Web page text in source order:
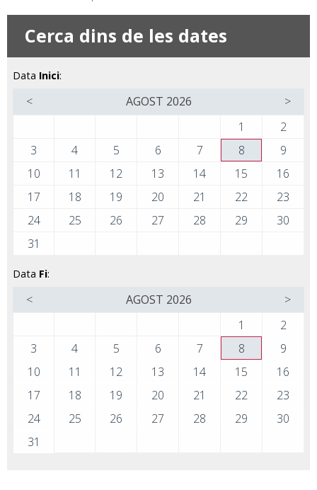
Cerca dins de les dates
Data Inici:
< >
AGOST 2026
1
2
3
4 5 6 7 8
9
10
11 12 13 14 15
16
17
18 19 20 21 22
23
24
25 26 27 28 29
30
31
Data Fi:
< >
AGOST 2026
1
2
3
4 5 6 7 8
9
10
11 12 13 14 15
16
17
18 19 20 21 22
23
24
25 26 27 28 29
30
31